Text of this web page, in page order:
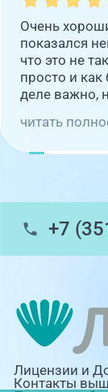
Очень
показался
что это не
просто и как
деле важно,
читать
+7
Лицензии и
Контакты